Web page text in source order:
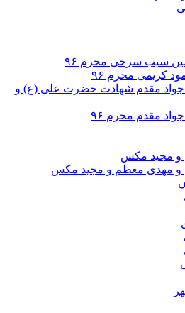
سیب سرخی محرم ۹۶
کریمی محرم ۹۶
جواد مقدم شهادت حضرت علی (ع) و
مقدم محرم ۹۶
و مجید مکس
و مهدی معظم و مجید مکس